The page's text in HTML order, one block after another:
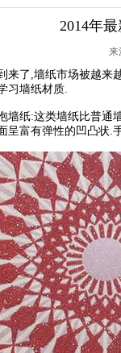
2014年
来源
了,墙纸市场被越来越
习墙纸材质.
纸:这类墙纸比普通墙
呈富有弹性的凹凸状.